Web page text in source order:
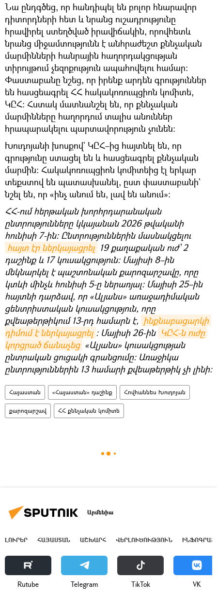
Նա ընդգծեց, որ հանդիպել են բոլոր հնարավոր
դիտորդների հետ և նրանց ուշադրությունը
հրավիրել ստեղծված իրավիճակին, որովհետև
նրանց միջամտությունն է անհրաժեշտ քննչական
մարմինների հանրային հաղորդակցության
տիրույթում չեզոքություն ապահովելու համար։
Փաստաբանը նշեց, որ իրենք արդեն գրություններ
են հասցեագրել ՀՀ հակակոռուպցիոն կոմիտե,
ԿԸՀ։ Հստակ մատնանշել են, որ քննչական
մարմինները հաղորդում տալիս անուններ
հրապարակելու պարտավորություն չունեն։
Խուդոյանի խոսքով` ԿԸՀ–ից հայտնել են, որ
գրությունը ստացել են և հասցեագրել քննչական
մարմին։ Հակակոռուպցիոն կոմիտեից էլ երկար
տեքստով են պատասխանել, ըստ փաստաբանի`
նշել են, որ «ինչ անում են, լավ են անում»։
ՀՀ-ում հերթական խորհրդարանական
ընտրությունները կկայանան 2026 թվականի
հունիսի 7-ին։ Ընտրություններին մասնակցելու
հայտ էր ներկայացրել 19 քաղաքական ուժ՝ 2
դաշինք և 17 կուսակցություն։ Մայիսի 8–ին
մեկնարկել է պաշտոնական քարոզարշավը, որը
կտևի մինչև հունիսի 5-ը ներառյալ։ Մայիսի 25–ին
հայտնի դարձավ, որ «Ալյանս» առաջադիմական
ցենտրիստական կուսակցություն, որը
քվեաթերթիկում 13-րդ համարն է, ինքնաբացարկի
դիմում է ներկայացրել ։ Մայիսի 26-ին ԿԸՀ-ն ուժը
կորցրած ճանաչեց «Ալյանս» կուսակցության
ընտրական ցուցակի գրանցումը։ Առաջիկա
ընտրություններին 13 համարի քվեաթերթիկ չի լինի։
Հայաստան «Հայաստան» դաշինք Հովհաննես Խուդոյան
քարոզարշավ ՀՀ քննչական կոմիտե
Արմենիա
ԼՈՒՐԵՐ ՀԱՅԱՍՏԱՆ ԱՇԽԱՐՀ ՎԵՐԼՈՒԾՈՒԹՅՈՒՆ
Rutube Telegram ТikТоk VK